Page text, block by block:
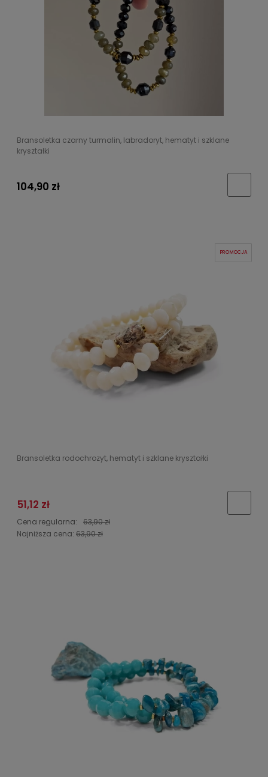
Bransoletka czarny turmalin, labradoryt, hematyt i szklane
kryształki
104,90 zł
Bransoletka rodochrozyt, hematyt i szklane kryształki
51,12 zł
Cena regularna:
63,90 zł
Najniższa cena: 63,90 zł
PROMOCJA